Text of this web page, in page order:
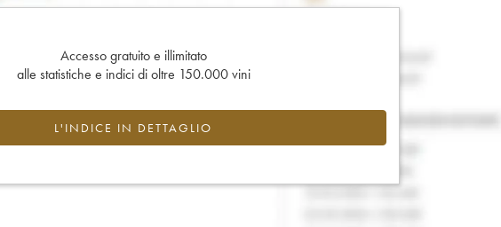
Accesso gratuito e illimitato
alle statistiche e indici di oltre 150.000 vini
L'INDICE IN DETTAGLIO